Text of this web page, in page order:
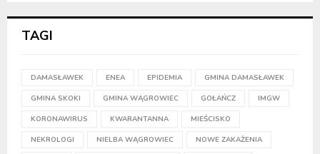
TAGI
DAMASŁAWEK ENEA EPIDEMIA GMINA DAMASŁAWEK
GMINA SKOKI GMINA WĄGROWIEC GOŁAŃCZ IMGW
KORONAWIRUS KWARANTANNA MIEŚCISKO
NEKROLOGI NIELBA WĄGROWIEC NOWE ZAKAŻENIA